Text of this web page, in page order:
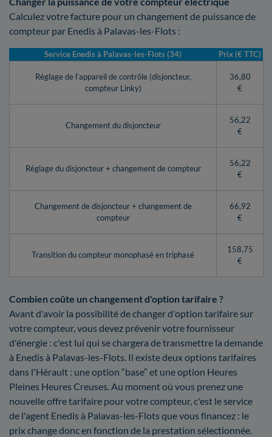
Calculez votre facture pour un changement de puissance de
compteur par Enedis à Palavas-les-Flots :
Service Enedis à Palavas-les-Flots (34) Prix (€ TTC)
Réglage de l’appareil de contrôle (disjoncteur,
compteur Linky)
36,80
€
Changement du disjoncteur
56,22
€
Réglage du disjoncteur + changement de compteur
56,22
€
Changement de disjoncteur + changement de
compteur
66,92
€
Transition du compteur monophasé en triphasé
158,75
€
Combien coûte un changement d'option tarifaire ?
Avant d'avoir la possibilité de changer d'option tarifaire sur
votre compteur, vous devez prévenir votre fournisseur
d'énergie : c'est lui qui se chargera de transmettre la demande
à Enedis à Palavas-les-Flots. Il existe deux options tarifaires
dans l'Hérault : une option “base” et une option Heures
Pleines Heures Creuses. Au moment où vous prenez une
nouvelle offre tarifaire pour votre compteur, c'est le service
de l'agent Enedis à Palavas-les-Flots que vous financez : le
prix change donc en fonction de la prestation sélectionnée.